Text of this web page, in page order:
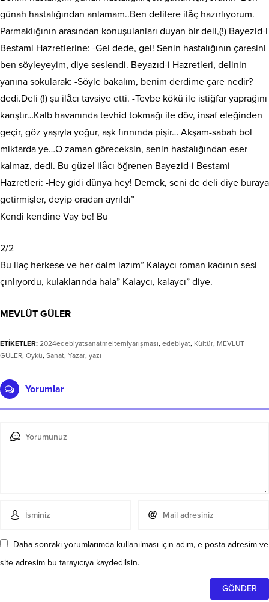
günah hastalığından anlamam..Ben delilere ilâç hazırlıyorum.
Parmaklığının arasından konuşulanları duyan bir deli,(!) Bayezid-i
Bestami Hazretlerine: -Gel dede, gel! Senin hastalığının çaresini
ben söyleyeyim, diye seslendi. Beyazıd-i Hazretleri, delinin
yanına sokularak: -Söyle bakalım, benim derdime çare nedir?
dedi.Deli (!) şu ilâcı tavsiye etti. -Tevbe kökü ile istiğfar yaprağını
karıştır…Kalb havanında tevhid tokmağı ile döv, insaf eleğinden
geçir, göz yaşıyla yoğur, aşk fırınında pişir… Akşam-sabah bol
miktarda ye…O zaman göreceksin, senin hastalığından eser
kalmaz, dedi. Bu güzel ilâcı öğrenen Bayezid-i Bestami
Hazretleri: -Hey gidi dünya hey! Demek, seni de deli diye buraya
getirmişler, deyip oradan ayrıldı”
Kendi kendine Vay be! Bu
2/2
Bu ilaç herkese ve her daim lazım” Kalaycı roman kadının sesi
çınlıyordu, kulaklarında hala” Kalaycı, kalaycı” diye.
MEVLÜT GÜLER
ETİKETLER: 2024edebiyatsanatmeltemiyarışması, edebiyat, Kültür, MEVLÜT
GÜLER, Öykü, Sanat, Yazar, yazı
Yorumlar
Daha sonraki yorumlarımda kullanılması için adım, e-posta adresim ve
site adresim bu tarayıcıya kaydedilsin.